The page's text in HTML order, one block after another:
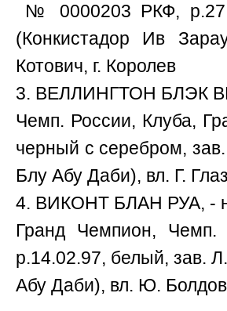
№ 0000203 РКФ,
(Конкистадор Ив
Котович, г. Королев
3. ВЕЛЛИНГТОН БЛЭК
Чемп. России, Клуба,
черный с серебром,
Блу Абу Даби), вл. Г.
4. ВИКОНТ БЛАН РУА, -
Гранд Чемпион,
р.14.02.97, белый, зав.
Абу Даби), вл. Ю.